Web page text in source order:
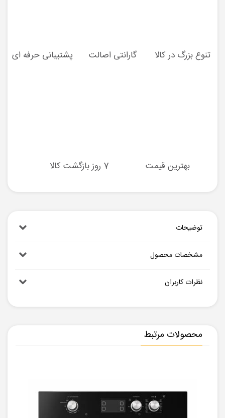
تنوع بزرگ در کالا گارانتی اصالت پشتیبانی حرفه ای
بهترین قیمت 7 روز بازگشت کالا
توضیحات
مشخصات محصول
نظرات کاربران
محصولات مرتبط